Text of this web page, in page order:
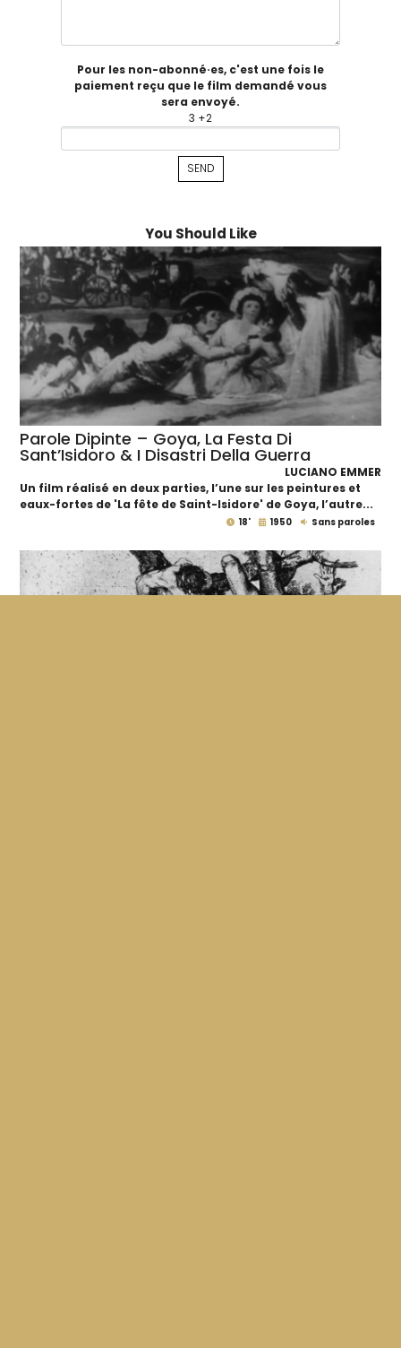
Pour les non-abonné·es, c'est une fois le
paiement reçu que le film demandé vous
sera envoyé.
3 +2
You Should Like
Parole Dipinte – Goya, La Festa Di
Sant’Isidoro & I Disastri Della Guerra
LUCIANO EMMER
Un film réalisé en deux parties, l’une sur les peintures et
eaux-fortes de 'La fête de Saint-Isidore' de Goya, l’autre...
18' 1950 Sans paroles